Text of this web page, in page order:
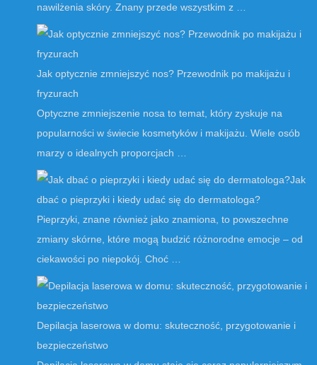
nawilżenia skóry. Znany przede wszystkim z …
Jak optycznie zmniejszyć nos? Przewodnik po makijażu i
fryzurach
Optyczne zmniejszenie nosa to temat, który zyskuje na
popularności w świecie kosmetyków i makijażu. Wiele osób
marzy o idealnych proporcjach …
Jak
dbać o pieprzyki i kiedy udać się do dermatologa?
Pieprzyki, znane również jako znamiona, to powszechne
zmiany skórne, które mogą budzić różnorodne emocje – od
ciekawości po niepokój. Choć …
Depilacja laserowa w domu: skuteczność, przygotowanie i
bezpieczeństwo